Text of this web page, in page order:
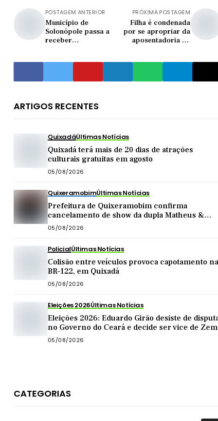
POSTAGEM ANTERIOR
Município de
Solonópole passa a
receber
PRÓXIMA POSTAGEM
Filha é condenada
por se apropriar da
aposentadoria da
ARTIGOS RECENTES
QuixadáÚltimas Notícias
Quixadá terá mais de 20 dias de atrações
culturais gratuitas em agosto
05/08/2026
QuixeramobimÚltimas Notícias
Prefeitura de Quixeramobim confirma
cancelamento de show da dupla Matheus &
Kauan
05/08/2026
PolicialÚltimas Notícias
Colisão entre veículos provoca capotamento na
BR-122, em Quixadá
05/08/2026
Eleições 2026Últimas Notícias
Eleições 2026: Eduardo Girão desiste de
no Governo do Ceará e decide ser vice de
05/08/2026
CATEGORIAS